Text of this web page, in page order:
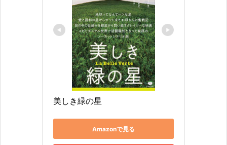
美しき緑の星
Amazonで見る